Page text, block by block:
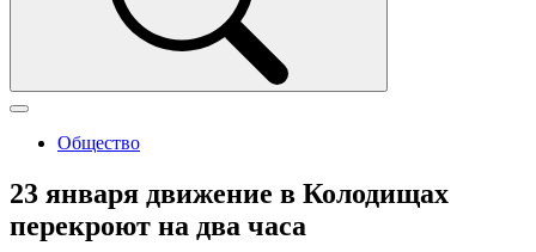
Общество
23 января движение в Колодищах
перекроют на два часа